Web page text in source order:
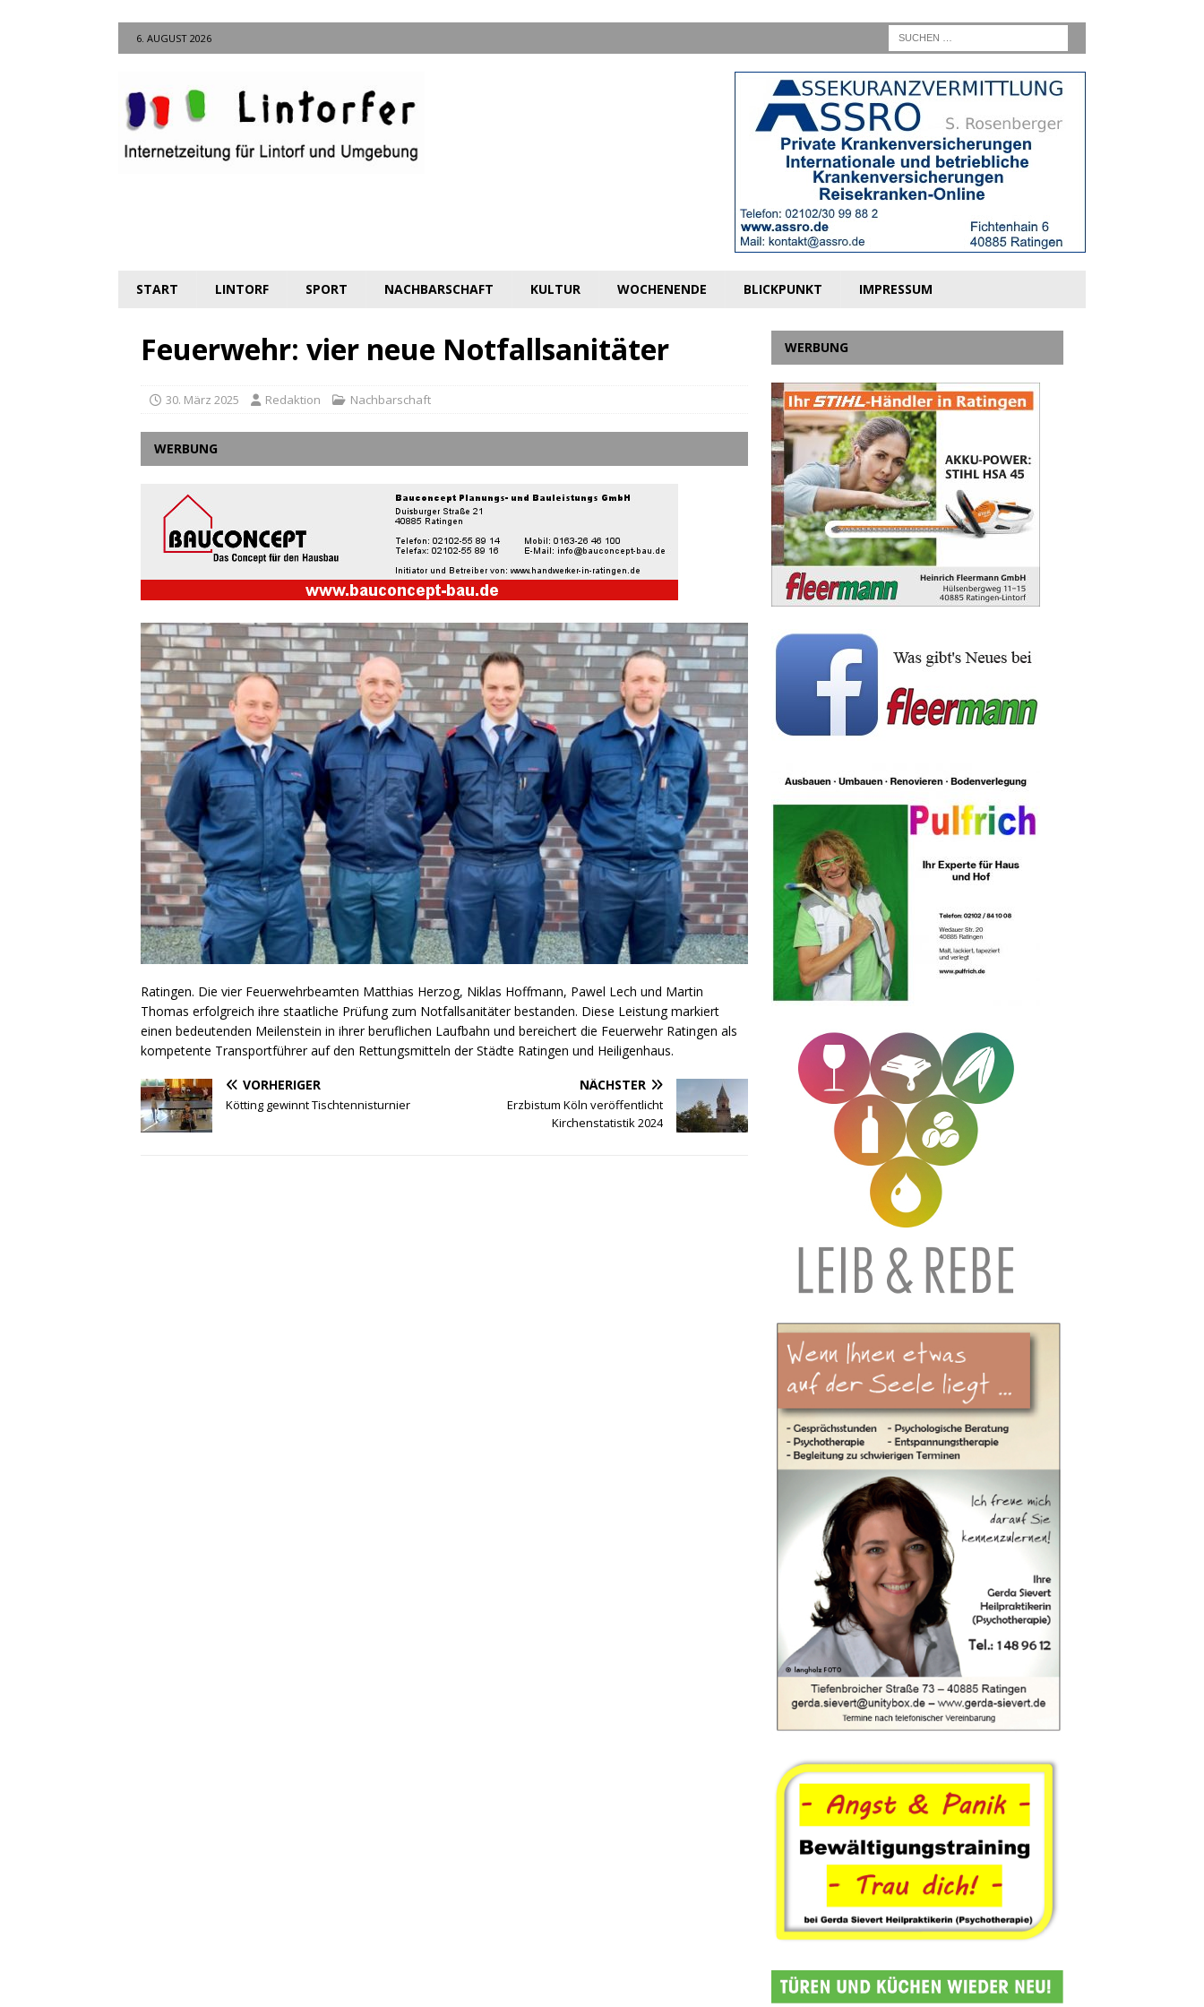
6. AUGUST 2026
START LINTORF SPORT NACHBARSCHAFT KULTUR WOCHENENDE BLICKPUNKT IMPRESSUM
Feuerwehr: vier neue Notfallsanitäter
30. März 2025 Redaktion Nachbarschaft
WERBUNG
Ratingen. Die vier Feuerwehrbeamten Matthias Herzog, Niklas Hoffmann, Pawel Lech und Martin
Thomas erfolgreich ihre staatliche Prüfung zum Notfallsanitäter bestanden. Diese Leistung markiert
einen bedeutenden Meilenstein in ihrer beruflichen Laufbahn und bereichert die Feuerwehr Ratingen als
kompetente Transportführer auf den Rettungsmitteln der Städte Ratingen und Heiligenhaus.
VORHERIGER
Kötting gewinnt Tischtennisturnier
NÄCHSTER
Erzbistum Köln veröffentlicht
Kirchenstatistik 2024
WERBUNG